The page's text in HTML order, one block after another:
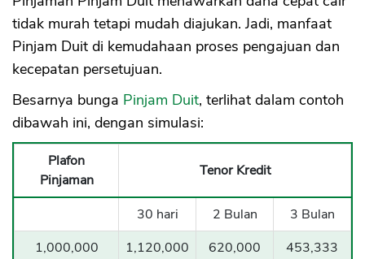
tidak murah tetapi mudah diajukan. Jadi, manfaat
Pinjam Duit di kemudahaan proses pengajuan dan
kecepatan persetujuan.
Besarnya bunga Pinjam Duit, terlihat dalam contoh
dibawah ini, dengan simulasi:
Plafon
Pinjaman
Tenor Kredit
30 hari 2 Bulan
3 Bulan
1,000,000
1,120,000 620,000
453,333